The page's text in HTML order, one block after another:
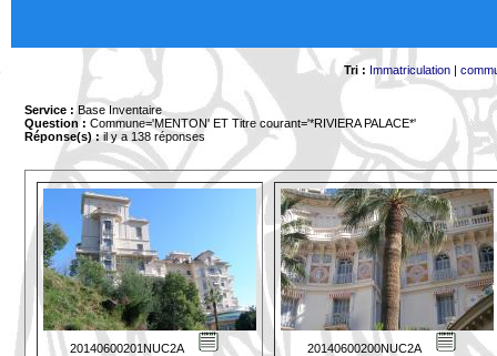
Tri : Immatriculation|
Service : Base Inventaire
Question : Commune='MENTON' ET Titre courant='*RIVIERA PALACE*'
Réponse(s) :il y a 138 réponses
20140600201NUC2A 20140600200NUC2A